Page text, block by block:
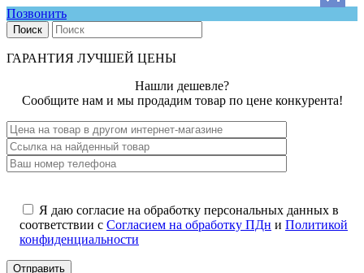
Позвонить
Поиск
ГАРАНТИЯ ЛУЧШЕЙ ЦЕНЫ
Нашли дешевле?
Сообщите нам и мы продадим товар по цене конкурента!
Я даю согласие на обработку персональных данных в
соответствии с Согласием на обработку ПДн и Политикой
конфиденциальности